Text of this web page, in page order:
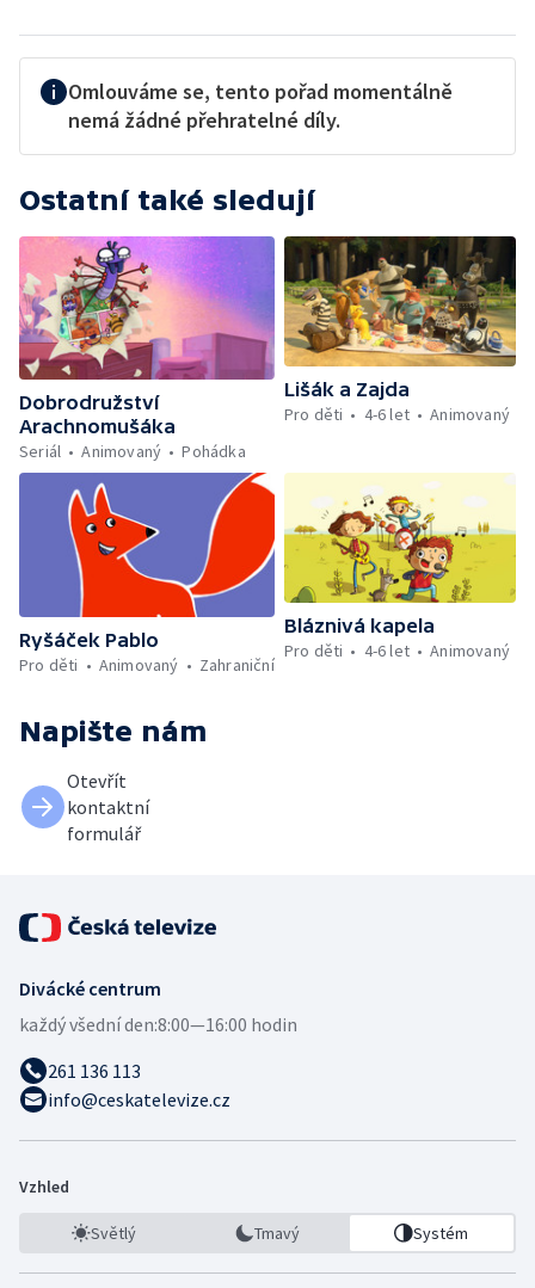
Omlouváme se, tento pořad momentálně
nemá žádné přehratelné díly.
Ostatní také sledují
Dobrodružství
Arachnomušáka
Seriál
Animovaný Pohádka
Lišák a Zajda
Pro děti
4-6 let Animovaný
Ryšáček Pablo
Pro děti
Animovaný Zahraniční
Bláznivá kapela
Pro děti
4-6 let Animovaný
Napište nám
Otevřít
kontaktní
formulář
Divácké centrum
každý všední den:8:00—16:00 hodin
261 136 113
info@ceskatelevize.cz
Vzhled
Světlý Tmavý Systém